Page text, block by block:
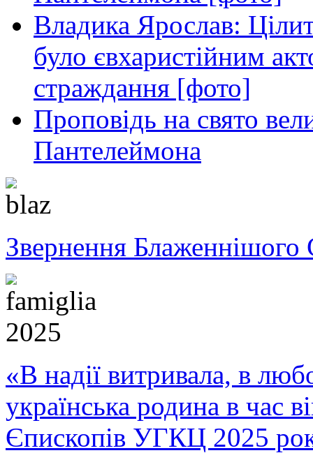
Владика Ярослав:
було євхаристійним
страждання [фото]
Проповідь на свято
Пантелеймона
Звернення Блаженнішого
«В надії витривала, в
українська родина в час
Єпископів УГКЦ 2025